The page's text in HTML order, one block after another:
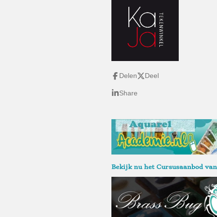
Delen Deel
Share
Bekijk nu het Cursusaanbod